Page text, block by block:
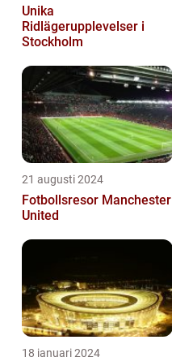
Unika
Ridlägerupplevelser i
Stockholm
21 augusti 2024
Fotbollsresor Manchester
United
18 januari 2024